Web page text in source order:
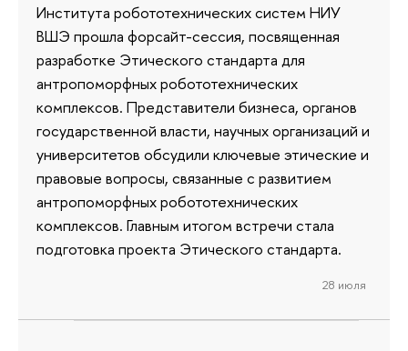
Института робототехнических систем НИУ
ВШЭ прошла форсайт-сессия, посвященная
разработке Этического стандарта для
антропоморфных робототехнических
комплексов. Представители бизнеса, органов
государственной власти, научных организаций и
университетов обсудили ключевые этические и
правовые вопросы, связанные с развитием
антропоморфных робототехнических
комплексов. Главным итогом встречи стала
подготовка проекта Этического стандарта.
28 июля